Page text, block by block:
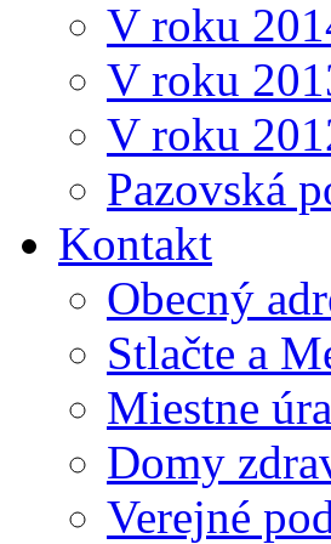
V roku
V roku
V roku
Pazovská
Kontakt
Obecný
Stlačte a
Miestne
Domy
Verejné